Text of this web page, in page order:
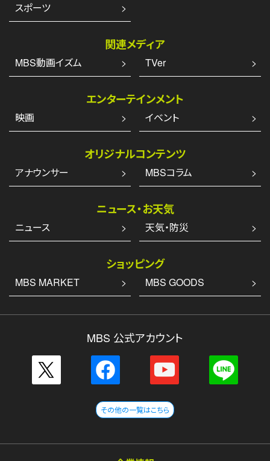
スポーツ
関連メディア
MBS動画イズム TVer
エンターテインメント
映画 イベント
オリジナルコンテンツ
アナウンサー MBSコラム
ニュース・お天気
ニュース 天気・防災
ショッピング
MBS MARKET MBS GOODS
MBS 公式アカウント
その他の一覧はこちら